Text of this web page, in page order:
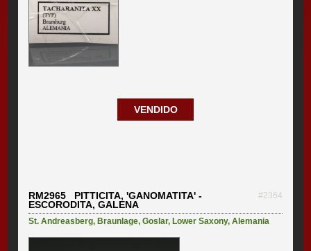
VENDIDO
RM2965 PITTICITA, 'GANOMATITA' -
ESCORODITA, GALENA
#2364
St. Andreasberg,Braunlage,Goslar,Lower Saxony,Alemania